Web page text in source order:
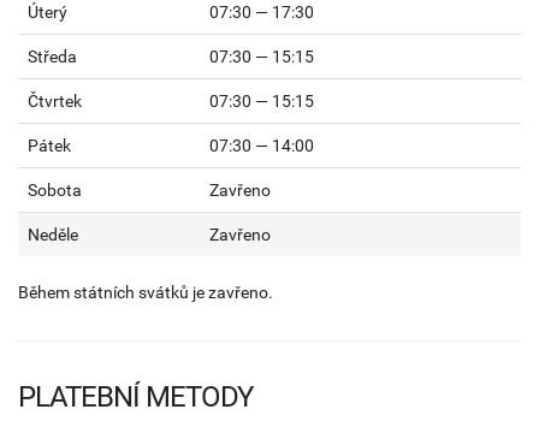
Úterý 07:30 — 17:30
Středa 07:30 — 15:15
Čtvrtek 07:30 — 15:15
Pátek 07:30 — 14:00
Sobota Zavřeno
Neděle Zavřeno
Během státních svátků je zavřeno.
PLATEBNÍ METODY